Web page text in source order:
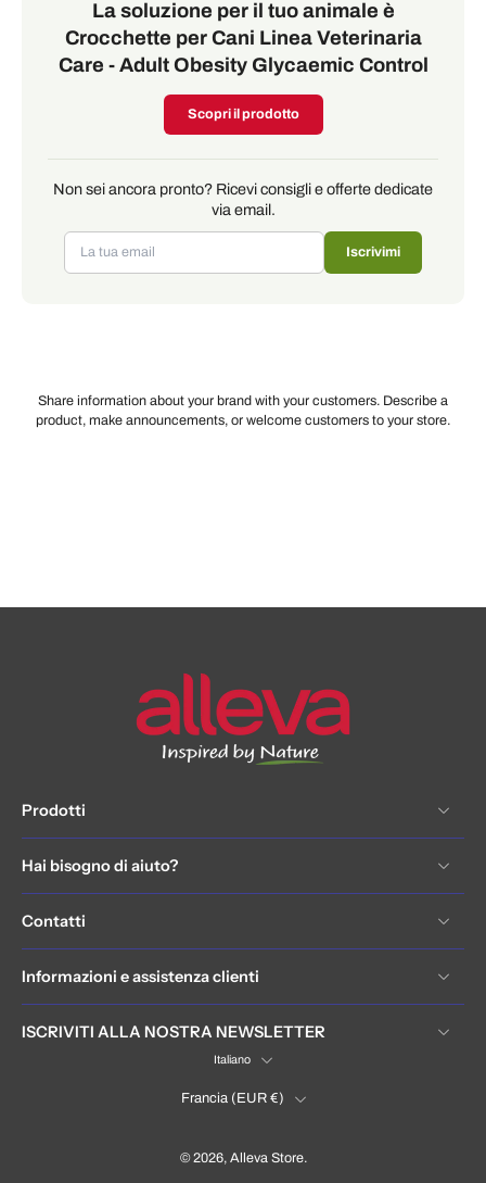
La soluzione per il tuo animale è
Crocchette per Cani Linea Veterinaria
Care - Adult Obesity Glycaemic Control
Scopri il prodotto
Non sei ancora pronto? Ricevi consigli e offerte dedicate
via email.
Iscrivimi
Share information about your brand with your customers. Describe a
product, make announcements, or welcome customers to your store.
Prodotti
Hai bisogno di aiuto?
Contatti
Informazioni e assistenza clienti
ISCRIVITI ALLA NOSTRA NEWSLETTER
Italiano
Francia ‎(EUR €)‎
© 2026, Alleva Store.